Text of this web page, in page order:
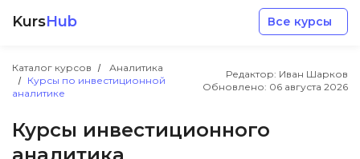
KursHub Все курсы
Каталог курсов
Аналитика
Курсы по инвестиционной
аналитике
Редактор: Иван Шарков
Обновлено: 06 августа 2026
Курсы инвестиционного